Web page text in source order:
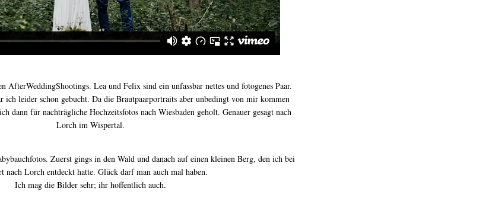
AfterWeddingShootings. Lea und Felix sind ein unfassbar nettes und fotogenes Paar.
ich leider schon gebucht. Da die Brautpaarportraits aber unbedingt von mir kommen
dann für nachträgliche Hochzeitsfotos nach Wiesbaden geholt. Genauer gesagt nach
Lorch im Wispertal.
Zuerst gings in den Wald und danach auf einen kleinen Berg, den ich bei
nach Lorch entdeckt hatte. Glück darf man auch mal haben.
Ich mag die Bilder sehr; ihr hoffentlich auch.